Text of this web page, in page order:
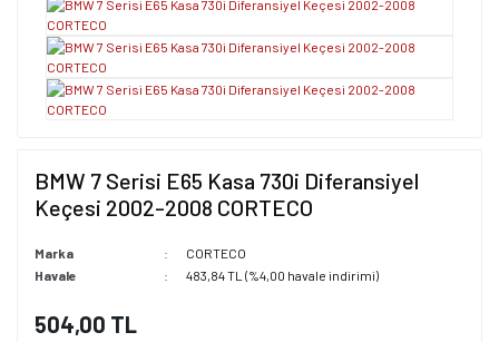
BMW 7 Serisi E65 Kasa 730i Diferansiyel
Keçesi 2002-2008 CORTECO
Marka
CORTECO
Havale
483,84 TL (%4,00 havale indirimi)
504,00 TL